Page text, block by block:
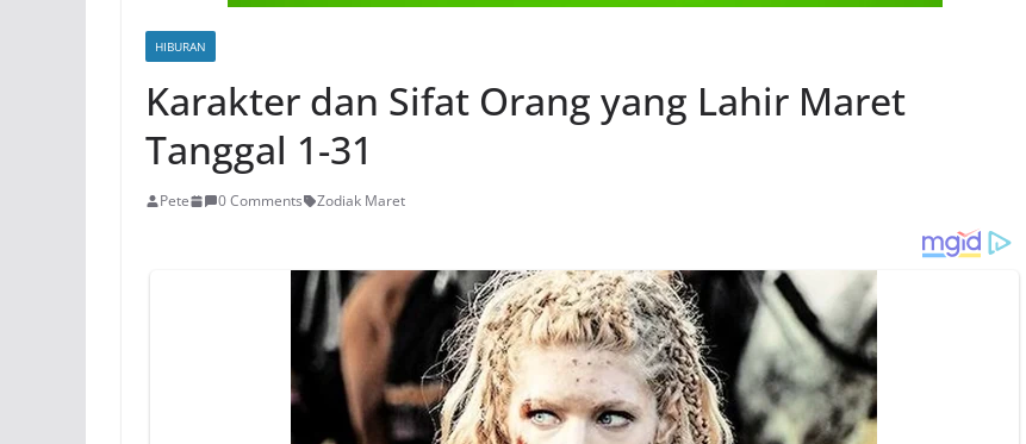
HIBURAN
Karakter dan Sifat Orang yang Lahir Maret
Tanggal 1-31
Pete 0 Comments Zodiak Maret